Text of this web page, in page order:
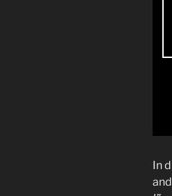
In